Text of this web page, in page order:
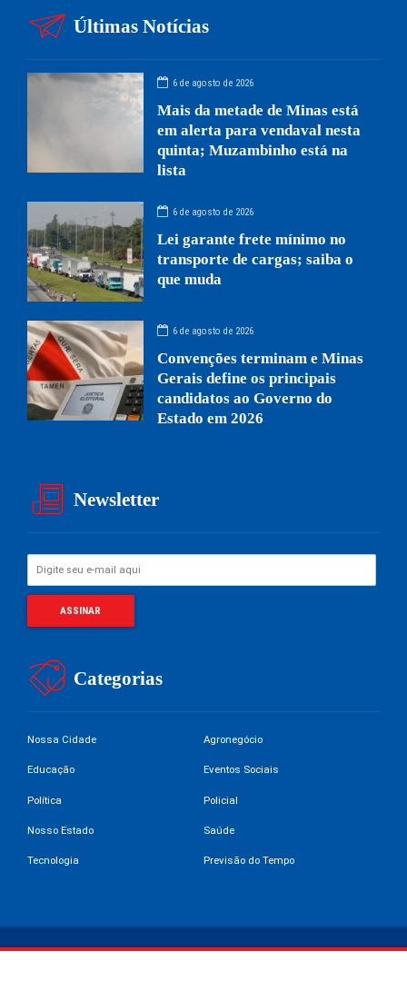
Últimas Notícias
6 de agosto de 2026
Mais da metade de Minas está
em alerta para vendaval nesta
quinta; Muzambinho está na
lista
6 de agosto de 2026
Lei garante frete mínimo no
transporte de cargas; saiba o
que muda
6 de agosto de 2026
Convenções terminam e Minas
Gerais define os principais
candidatos ao Governo do
Estado em 2026
Newsletter
Categorias
Nossa Cidade Agronegócio
Educação Eventos Sociais
Política Policial
Nosso Estado Saúde
Tecnologia Previsão do Tempo